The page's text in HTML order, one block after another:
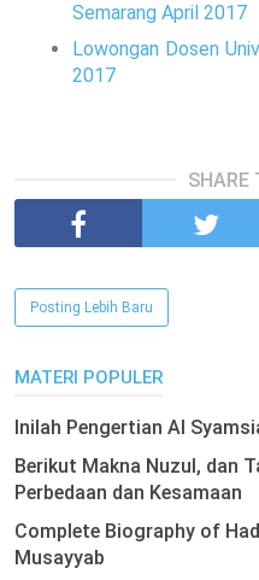
Semarang April 2017
Lowongan Dosen
2017
SHARE
Posting Lebih Baru
MATERI POPULER
Inilah Pengertian Al
Berikut Makna Nuzul, dan
Perbedaan dan Kesamaan
Complete Biography of
Musayyab